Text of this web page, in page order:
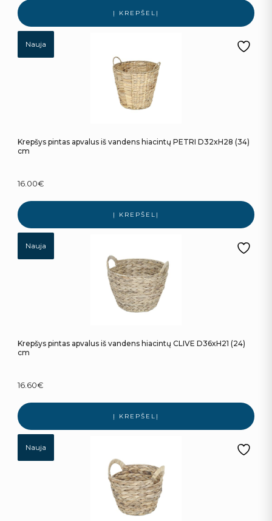
Į KREPŠELĮ
Nauja
Krepšys pintas apvalus iš vandens hiacintų PETRI D32xH28 (34)
cm
16.00€
Į KREPŠELĮ
Nauja
Krepšys pintas apvalus iš vandens hiacintų CLIVE D36xH21 (24)
cm
16.60€
Į KREPŠELĮ
Nauja